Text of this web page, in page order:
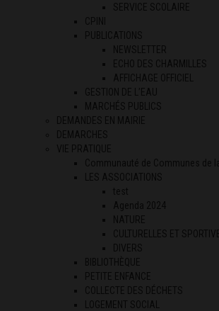
SERVICE SCOLAIRE
CPINI
PUBLICATIONS
NEWSLETTER
ECHO DES CHARMILLES
AFFICHAGE OFFICIEL
GESTION DE L’EAU
MARCHÉS PUBLICS
DEMANDES EN MAIRIE
DEMARCHES
VIE PRATIQUE
Communauté de Communes de
LES ASSOCIATIONS
test
Agenda 2024
NATURE
CULTURELLES ET
DIVERS
BIBLIOTHÈQUE
PETITE ENFANCE
COLLECTE DES DÉCHETS
LOGEMENT SOCIAL